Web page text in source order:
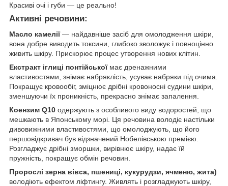
Красиві очі і губи — це реально!
Активні речовини:
Масло камелії— найдавніше засіб для омолодження шкіри,
вона добре виводить токсини, глибоко зволожує і повноцінно
живить шкіру. Прискорює процес утворення нових клітин.
Екстракт іглиці понтійськоїмає дренажними
властивостями, знімає набряклість, усуває набряки під очима.
Покращує кровообіг, зміцнює дрібні кровоносні судини шкіри,
зменшуючи їх проникність, прекрасно знімає запалення.
Коензим Q10 одержують з особливого виду водоростей, що
мешкають в Японському морі. Ця речовина володіє настільки
дивовижними властивостями, що омолоджують, що його
першовідкривач був відзначений Нобелівською премією.
Розгладжує дрібні зморшки, вирівнює шкіру, надає їй
пружність, покращує обмін речовин.
Пророслі зерна вівса, пшениці, кукурудзи, ячменю, жита)
володіють ефектом ліфтингу. Живлять і розгладжують шкіру,